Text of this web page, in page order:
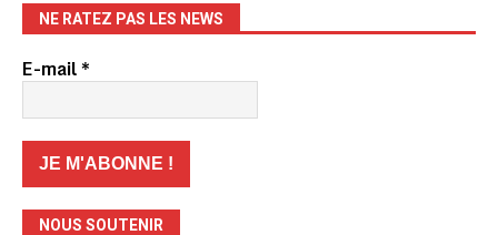
NE RATEZ PAS LES NEWS
E-mail*
NOUS SOUTENIR